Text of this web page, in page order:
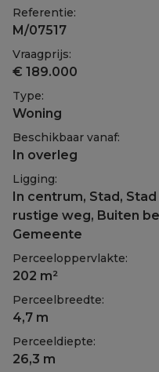
Referentie:
M/07517
Vraagprijs:
€ 189.000
Type:
Woning
Beschikbaar vanaf:
In overleg
Ligging:
In centrum, Stad,
rustige weg, Buiten
Gemeente
Perceeloppervlakte:
202 m²
Perceelbreedte:
4,7 m
Perceeldiepte:
26,3 m